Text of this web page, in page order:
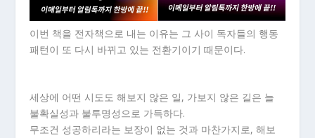
이번 책을 전자책으로 내는 이유는 그 사이 독자들의 행동
패턴이 또 다시 바뀌고 있는 전환기이기 때문이다.
세상에 어떤 시도도 해보지 않은 일, 가보지 않은 길은 늘
불확실성과 불투명성으로 가득하다.
무조건 성공하리라는 보장이 없는 것과 마찬가지로, 해보